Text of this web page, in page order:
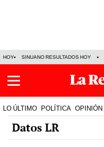
HOY SINUANO RESULTADOS HOY
LO ÚLTIMO POLÍTICA OPINIÓN
Datos LR